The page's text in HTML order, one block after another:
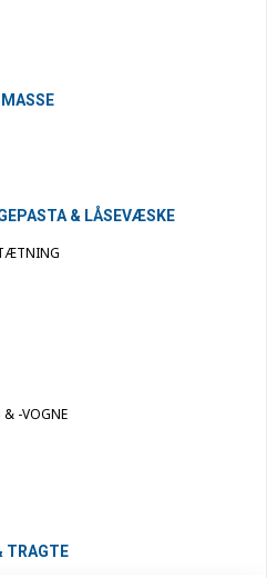
& LÅSEVÆSKE
-VOGNE
TRAGTE